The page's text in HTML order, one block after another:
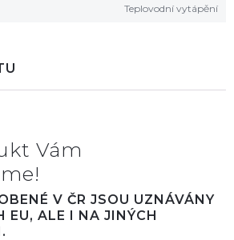
Teplovodní vytápění
Vám
V ČR JSOU UZNÁVÁNY
EU, ALE I NA JINÝCH